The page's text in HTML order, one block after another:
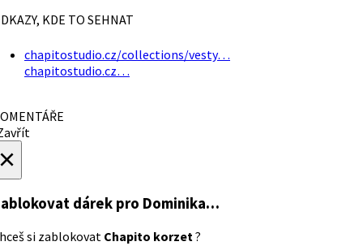
KDE TO SEHNAT
chapitostudio.cz/collections/vesty…
chapitostudio.cz…
dárek pro Dominika…
si zablokovat Chapito korzet?